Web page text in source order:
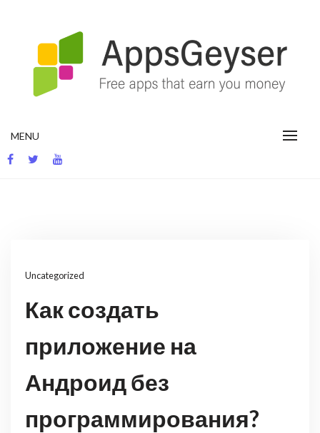
MENU
Uncategorized
Как создать
приложение на
Андроид без
программирования?